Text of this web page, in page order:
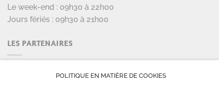
Le week-end : 09h30 à 22h00
Jours fériés : 09h30 à 21h00
LES PARTENAIRES
POLITIQUE EN MATIÈRE DE COOKIES